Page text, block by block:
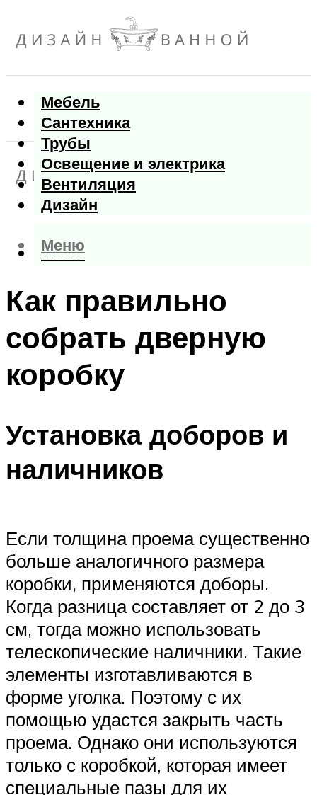
Мебель
Сантехника
Трубы
Освещение и электрика
Вентиляция
Дизайн
Меню
Меню
Как правильно
собрать дверную
коробку
Установка доборов и
наличников
Если толщина проема существенно
больше аналогичного размера
коробки, применяются доборы.
Когда разница составляет от 2 до 3
см, тогда можно использовать
телескопические наличники. Такие
элементы изготавливаются в
форме уголка. Поэтому с их
помощью удастся закрыть часть
проема. Однако они используются
только с коробкой, которая имеет
специальные пазы для их